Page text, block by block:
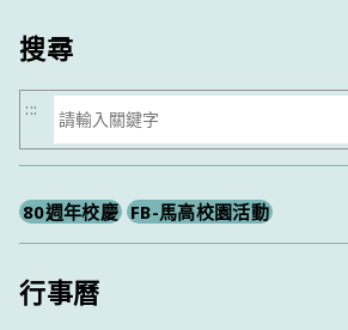
搜尋
搜
尋
:::
80週年校慶 FB-馬高校園活動
行事曆